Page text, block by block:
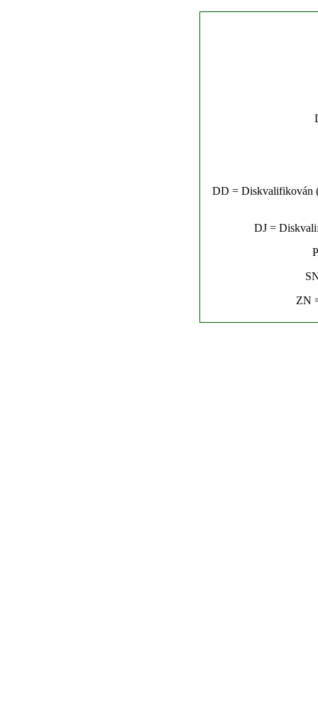
DD = Diskvalifikován
DJ =
ZN